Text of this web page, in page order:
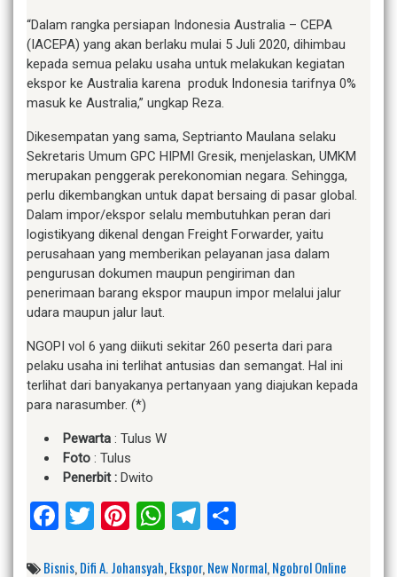
“Dalam rangka persiapan Indonesia Australia – CEPA
(IACEPA) yang akan berlaku mulai 5 Juli 2020, dihimbau
kepada semua pelaku usaha untuk melakukan kegiatan
ekspor ke Australia karena produk Indonesia tarifnya 0%
masuk ke Australia,” ungkap Reza.
Dikesempatan yang sama, Septrianto Maulana selaku
Sekretaris Umum GPC HIPMI Gresik, menjelaskan, UMKM
merupakan penggerak perekonomian negara. Sehingga,
perlu dikembangkan untuk dapat bersaing di pasar global.
Dalam impor/ekspor selalu membutuhkan peran dari
logistikyang dikenal dengan Freight Forwarder, yaitu
perusahaan yang memberikan pelayanan jasa dalam
pengurusan dokumen maupun pengiriman dan
penerimaan barang ekspor maupun impor melalui jalur
udara maupun jalur laut.
NGOPI vol 6 yang diikuti sekitar 260 peserta dari para
pelaku usaha ini terlihat antusias dan semangat. Hal ini
terlihat dari banyakanya pertanyaan yang diajukan kepada
para narasumber. (*)
Pewarta : Tulus W
Foto : Tulus
Penerbit : Dwito
Facebook
Twitter
Pinterest
WhatsApp
Telegram
Bisnis,Difi A. Johansyah,Ekspor,New Normal,Ngobrol Online